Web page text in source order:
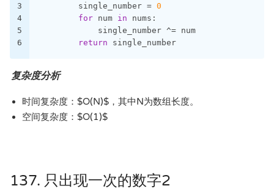
3
4
5
6
        single_number =
0
for num in nums:
            single_number ^= num
return single_number
复杂度分析
时间复杂度：$O(N)$，其中N为数组长度。
空间复杂度：$O(1)$
137. 只出现一次的数字2